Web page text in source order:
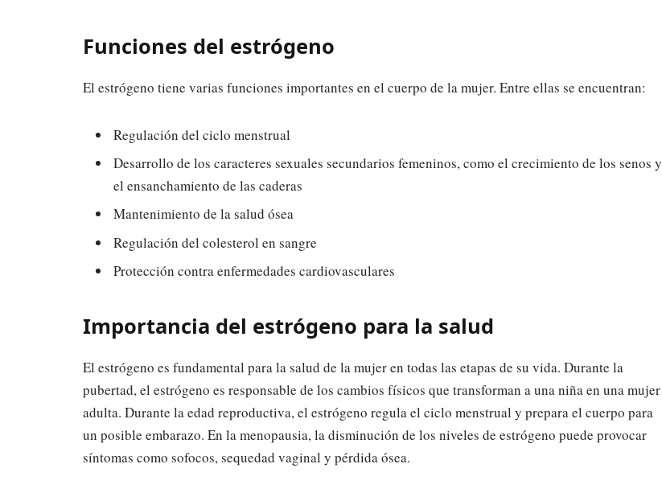
Funciones del estrógeno
El estrógeno tiene varias funciones importantes en el cuerpo de la mujer. Entre ellas se encuentran:
Regulación del ciclo menstrual
Desarrollo de los caracteres sexuales secundarios femeninos, como el crecimiento de los senos y
el ensanchamiento de las caderas
Mantenimiento de la salud ósea
Regulación del colesterol en sangre
Protección contra enfermedades cardiovasculares
Importancia del estrógeno para la salud
El estrógeno es fundamental para la salud de la mujer en todas las etapas de su vida. Durante la
pubertad, el estrógeno es responsable de los cambios físicos que transforman a una niña en una mujer
adulta. Durante la edad reproductiva, el estrógeno regula el ciclo menstrual y prepara el cuerpo para
un posible embarazo. En la menopausia, la disminución de los niveles de estrógeno puede provocar
síntomas como sofocos, sequedad vaginal y pérdida ósea.